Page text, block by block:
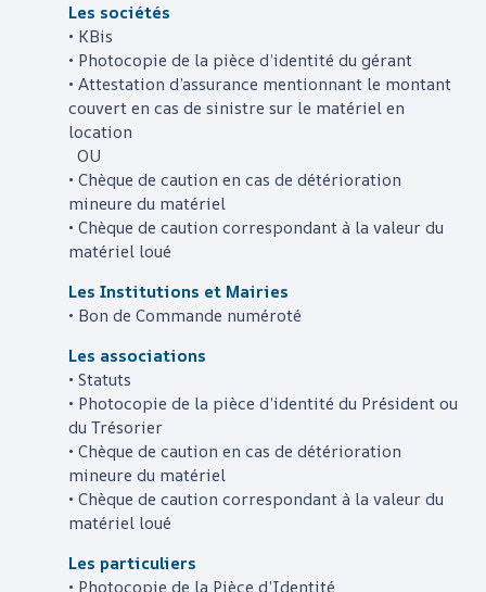
Les sociétés
• KBis
• Photocopie de la pièce d’identité du gérant
• Attestation d’assurance mentionnant le montant
couvert en cas de sinistre sur le matériel en
location
OU
• Chèque de caution en cas de détérioration
mineure du matériel
• Chèque de caution correspondant à la valeur du
matériel loué
Les Institutions et Mairies
• Bon de Commande numéroté
Les associations
• Statuts
• Photocopie de la pièce d’identité du Président ou
du Trésorier
• Chèque de caution en cas de détérioration
mineure du matériel
• Chèque de caution correspondant à la valeur du
matériel loué
Les particuliers
• Photocopie de la Pièce d’Identité